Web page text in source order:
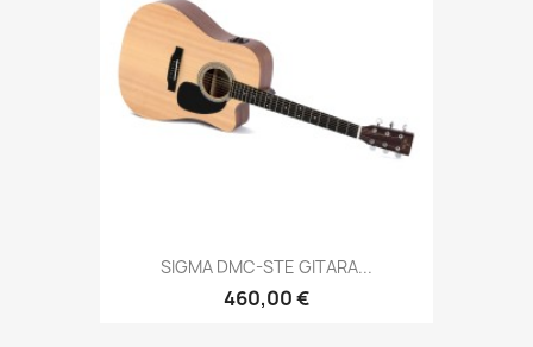
SIGMA DMC-STE GITARA...
460,00 €